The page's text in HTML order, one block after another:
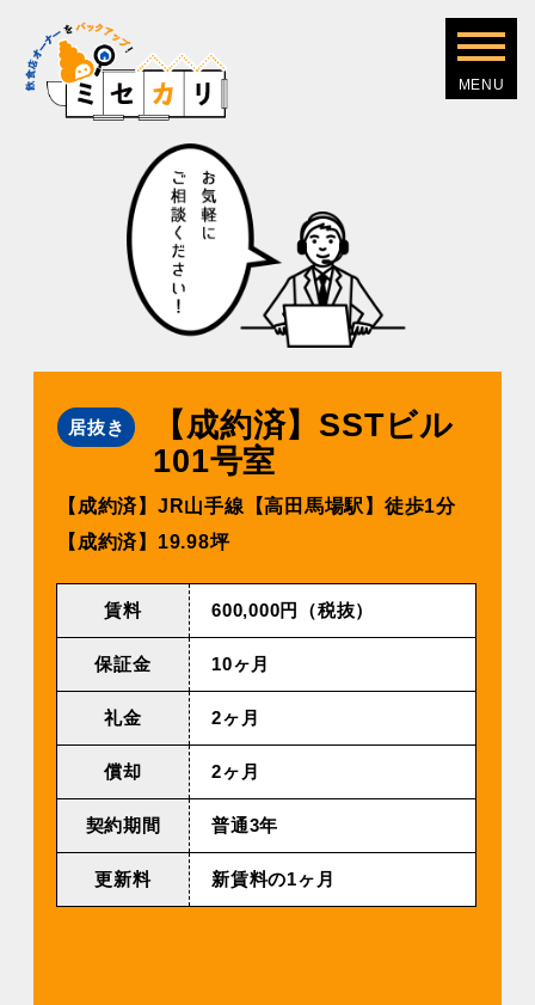
居抜き
【成約済】SSTビル
101号室
【成約済】JR山手線【高田馬場駅】徒歩1分
【成約済】19.98坪
賃料 600,000円（税抜）
保証金 10ヶ月
礼金 2ヶ月
償却 2ヶ月
契約期間 普通3年
更新料 新賃料の1ヶ月